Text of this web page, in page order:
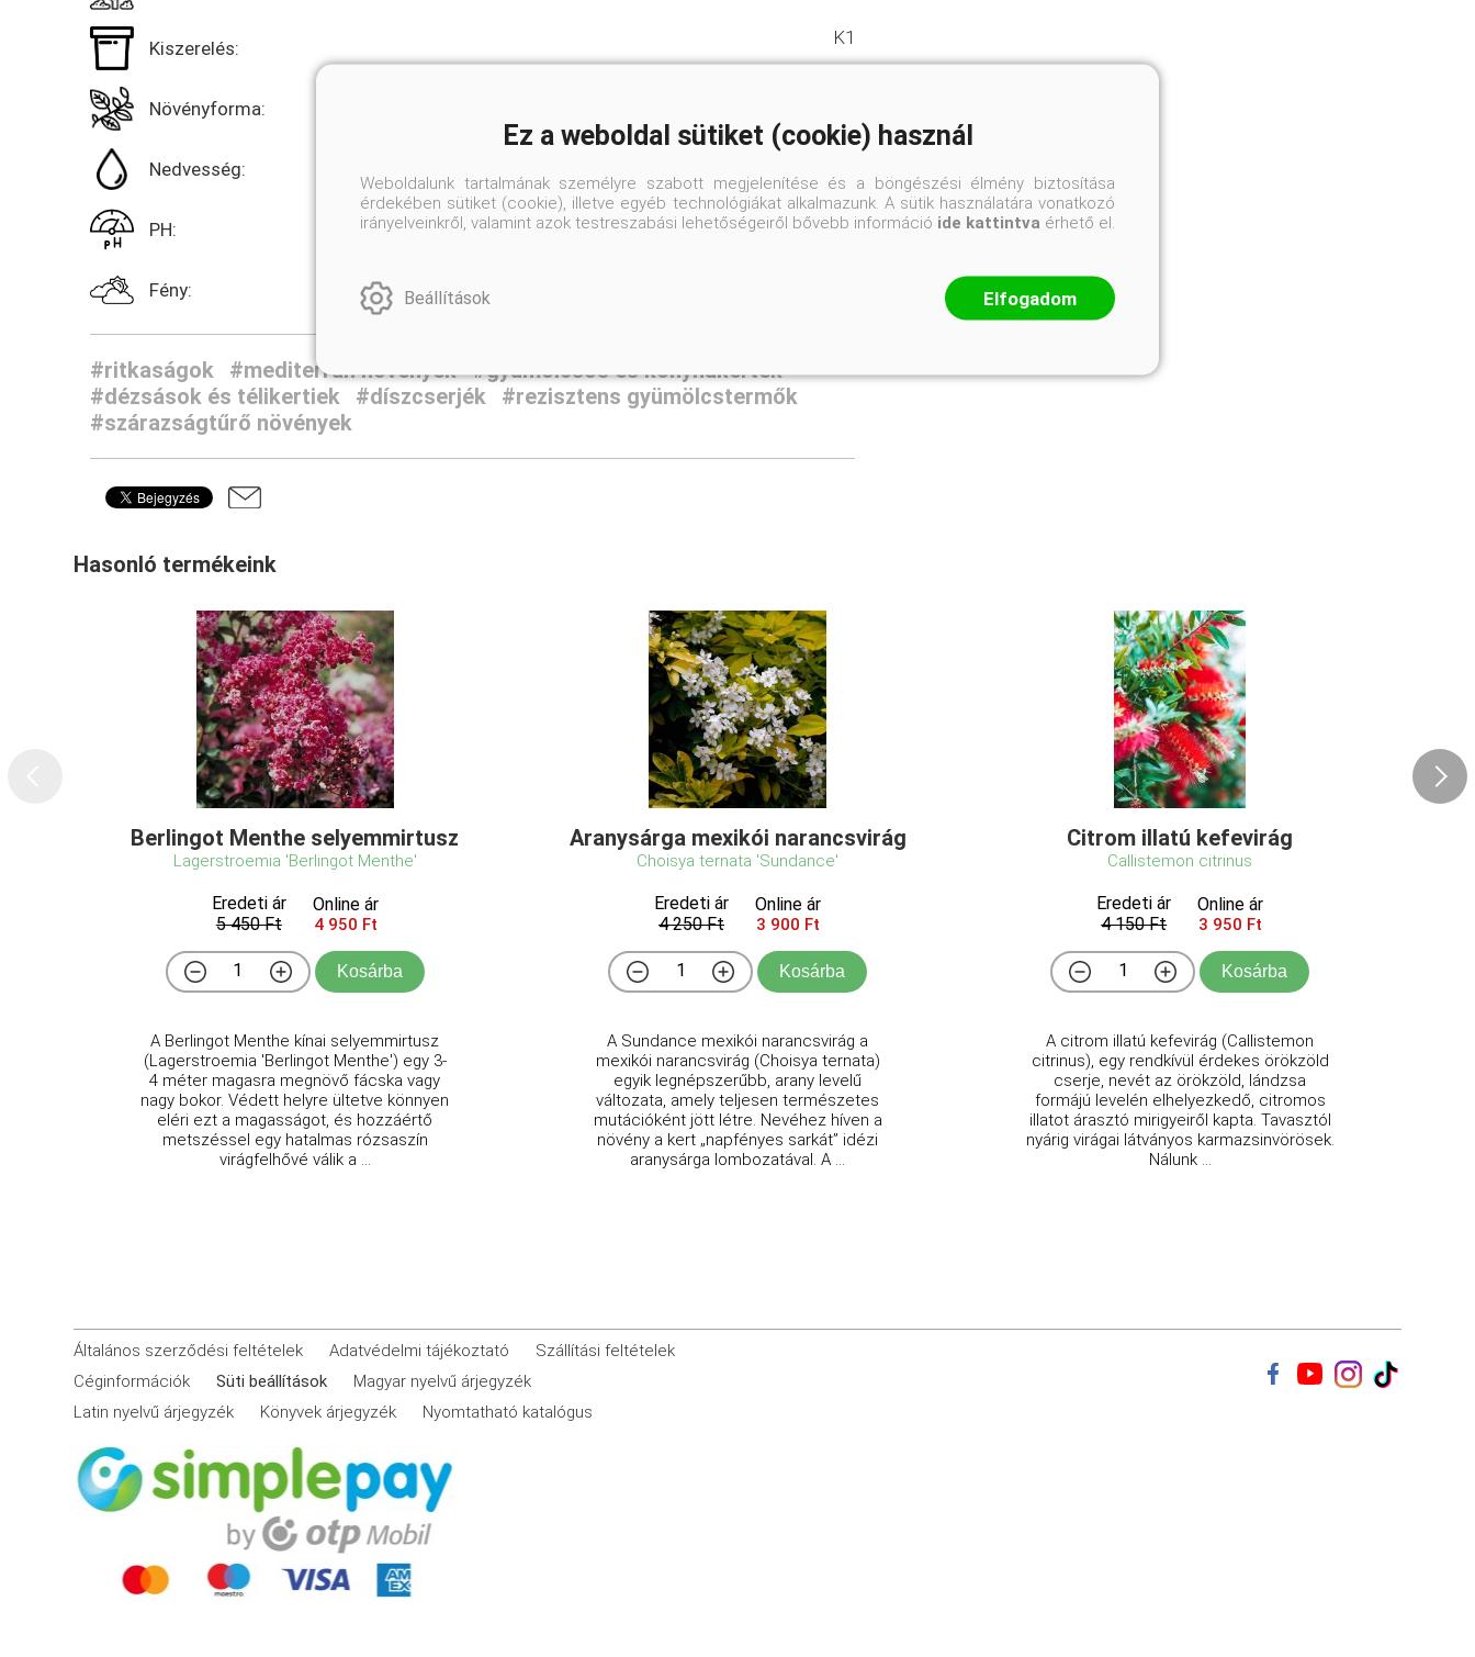
Kiszerelés: K1
Növényforma:
Nedvesség: Szárazságtűrő
PH: Talajban nem válogat
Fény:
#ritkaságok #mediterrán növények #gyümölcsös és konyhakertek
#dézsások és télikertiek
#díszcserjék
#rezisztens gyümölcstermők
#szárazságtűrő növények
Hasonló termékeink
Berlingot Menthe selyemmirtusz
Lagerstroemia 'Berlingot Menthe'
Eredeti ár
5 450 Ft
Online ár
4 950 Ft
Kosárba
A Berlingot Menthe kínai selyemmirtusz
(Lagerstroemia 'Berlingot Menthe') egy 3-
4 méter magasra megnövő fácska vagy
nagy bokor. Védett helyre ültetve könnyen
eléri ezt a magasságot, és hozzáértő
metszéssel egy hatalmas rózsaszín
virágfelhővé válik a ...
Aranysárga mexikói narancsvirág
Choisya ternata 'Sundance'
Eredeti ár
4 250 Ft
Online ár
3 900 Ft
Kosárba
A Sundance mexikói narancsvirág a
mexikói narancsvirág (Choisya ternata)
egyik legnépszerűbb, arany levelű
változata, amely teljesen természetes
mutációként jött létre. Nevéhez híven a
növény a kert „napfényes sarkát” idézi
aranysárga lombozatával. A ...
Citrom illatú kefevirág
Callistemon citrinus
Eredeti ár
4 150 Ft
Online ár
3 950 Ft
Kosárba
A citrom illatú kefevirág (Callistemon
citrinus), egy rendkívül érdekes örökzöld
cserje, nevét az örökzöld, lándzsa
formájú levelén elhelyezkedő, citromos
illatot árasztó mirigyeiről kapta. Tavasztól
nyárig virágai látványos karmazsinvörösek.
Nálunk ...
Általános szerződési feltételek Adatvédelmi tájékoztató
Szállítási feltételek
Céginformációk
Süti beállítások
Magyar nyelvű árjegyzék
Latin nyelvű árjegyzék
Könyvek árjegyzék Nyomtatható katalógus
Ez a weboldal sütiket (cookie) használ
Weboldalunk tartalmának személyre szabott megjelenítése és a böngészési élmény biztosítása
érdekében sütiket (cookie), illetve egyéb technológiákat alkalmazunk. A sütik használatára vonatkozó
irányelveinkről, valamint azok testreszabási lehetőségeiről bővebb információ ide kattintva érhető el.
Beállítások Elfogadom